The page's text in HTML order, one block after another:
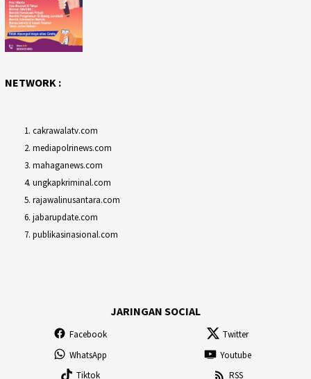
NETWORK :
cakrawalatv.com
mediapolrinews.com
mahaganews.com
ungkapkriminal.com
rajawalinusantara.com
jabarupdate.com
publikasinasional.com
JARINGAN SOCIAL
Facebook
Twitter
WhatsApp
Youtube
Tiktok
RSS